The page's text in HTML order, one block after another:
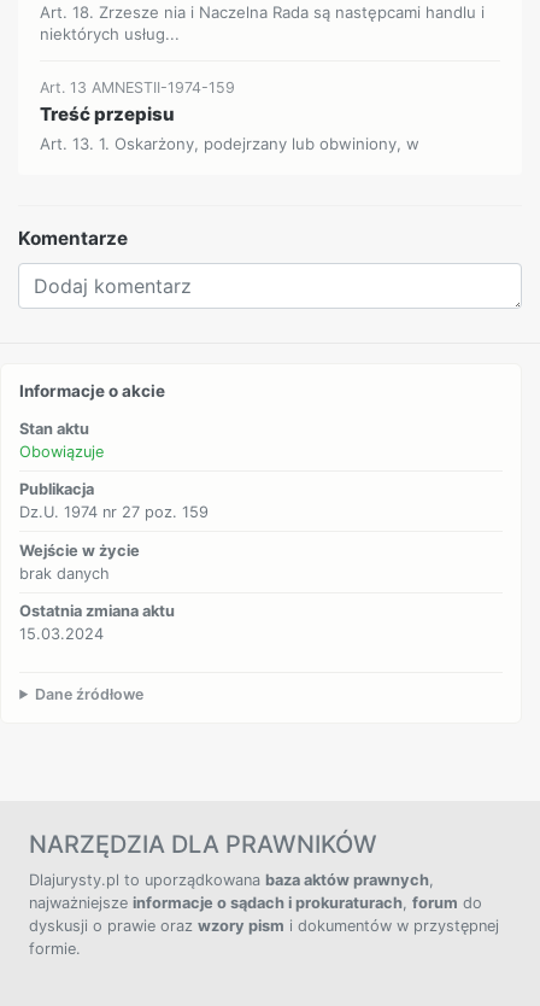
Art. 18. Zrzesze nia i Naczelna Rada są następcami handlu i
niektórych usług...
Art. 13 AMNESTII-1974-159
Treść przepisu
Art. 13. 1. Oskarżony, podejrzany lub obwiniony, w
Komentarze
Informacje o akcie
Stan aktu
Obowiązuje
Publikacja
Dz.U. 1974 nr 27 poz. 159
Wejście w życie
brak danych
Ostatnia zmiana aktu
15.03.2024
Dane źródłowe
NARZĘDZIA DLA PRAWNIKÓW
Dlajurysty.pl to uporządkowana baza aktów prawnych,
najważniejsze informacje o sądach i prokuraturach, forum do
dyskusji o prawie oraz wzory pism i dokumentów w przystępnej
formie.